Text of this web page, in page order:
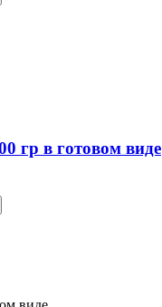
гр в готовом виде